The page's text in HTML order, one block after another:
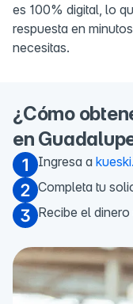
es 100% digital, lo
respuesta en
necesitas.
¿Cómo
en
Ingresa a
Completa tu
Recibe el